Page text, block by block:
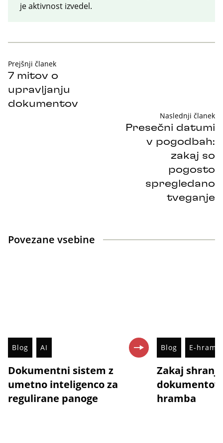
je aktivnost izvedel.
Prejšnji članek
7 mitov o
upravljanju
dokumentov
Naslednji članek
Presečni datumi
v pogodbah:
zakaj so
pogosto
spregledano
tveganje
Povezane vsebine
Blog AI
Dokumentni sistem z
umetno inteligenco za
regulirane panoge
Blog E-
Zakaj
hramba